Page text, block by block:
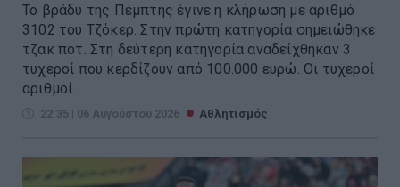
Το βράδυ της Πέμπτης έγινε η κλήρωση με αριθμό
3102 του Τζόκερ. Στην πρώτη κατηγορία σημειώθηκε
τζακ ποτ. Στη δεύτερη κατηγορία αναδείχθηκαν 3
τυχεροί που κερδίζουν από 100.000 ευρώ. Οι τυχεροί
αριθμοί...
22:35 | 06 Αυγούστου 2026 Αθλητισμός